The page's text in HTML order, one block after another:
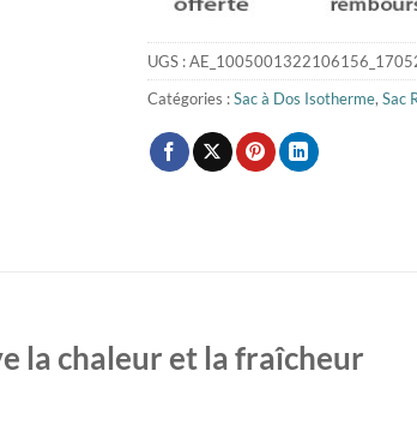
UGS :
Catégories :Sac à Dos Isotherme, Sac
la chaleur et la fraîcheur